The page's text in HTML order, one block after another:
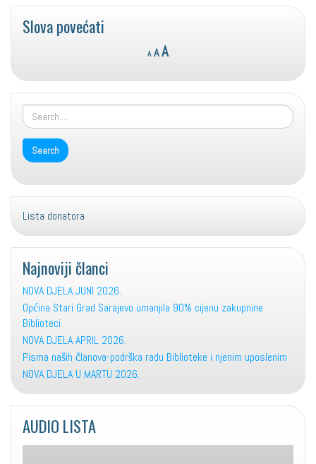
Slova povećati
A
Decrease
font
A Reset
size.
AIncrease
size.
Lista donatora
Najnoviji članci
NOVA DJELA JUNI 2026.
Općina Stari Grad Sarajevo umanjila 90% cijenu zakupnine
Biblioteci
NOVA DJELA APRIL 2026.
Pisma naših članova-podrška radu Biblioteke i njenim uposlenim
NOVA DJELA U MARTU 2026.
AUDIO LISTA